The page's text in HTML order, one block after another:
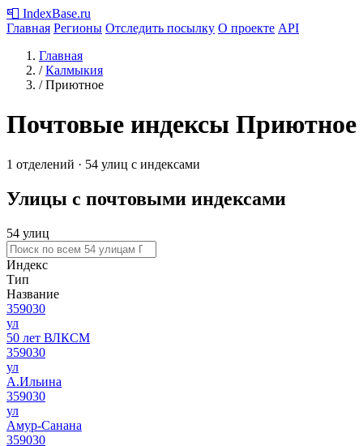
📮 IndexBase.ru
Главная Регионы Отследить посылку О проекте API
Главная
/ Калмыкия
/ Приютное
Почтовые индексы Приютное
1 отделений · 54 улиц с индексами
Улицы с почтовыми индексами
54 улиц
Индекс
Тип
Название
359030
ул
50 лет ВЛКСМ
359030
ул
А.Ильина
359030
ул
Амур-Санана
359030